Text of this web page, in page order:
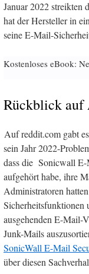
Januar 2022 streikten
hat der Hersteller in
seine E-Mail-
Kostenloses eBook:
Rückblick auf
Auf reddit.com gabt
sein Jahr 2022-
dass die Sonicwall
aufgehört habe, ihre
Administratoren
Sicherheitsfunktionen
ausgehenden E-Mail-
Junk-Mails
SonicWall E-Mail
über diesen